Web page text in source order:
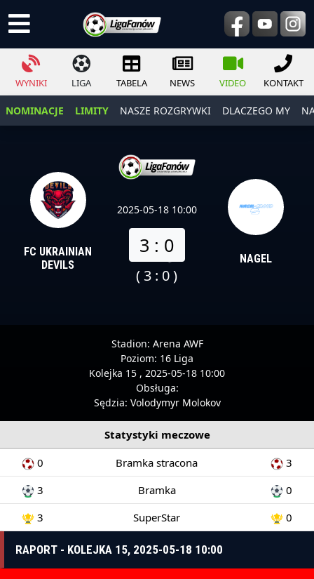
WYNIKI LIGA TABELA NEWS VIDEO KONTAKT
NOMINACJE LIMITY NASZE ROZGRYWKI DLACZEGO MY
FC UKRAINIAN
DEVILS
2025-05-18 10:00
3 : 0
( 3 : 0 )
NAGEL
Stadion: Arena AWF
Poziom: 16 Liga
Kolejka 15 , 2025-05-18 10:00
Obsługa:
Sędzia: Volodymyr Molokov
Statystyki meczowe
0
Bramka stracona
3
3
Bramka
0
3
SuperStar 0
RAPORT - KOLEJKA 15, 2025-05-18 10:00